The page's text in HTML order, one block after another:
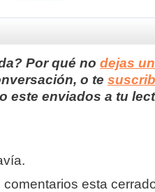
Por qué no dejas
o te
este enviados a tu
esta